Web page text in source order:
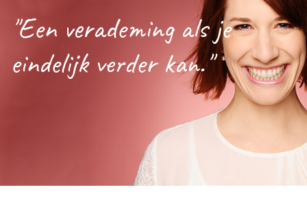
"Een verademing als je
eindelijk verder kan."